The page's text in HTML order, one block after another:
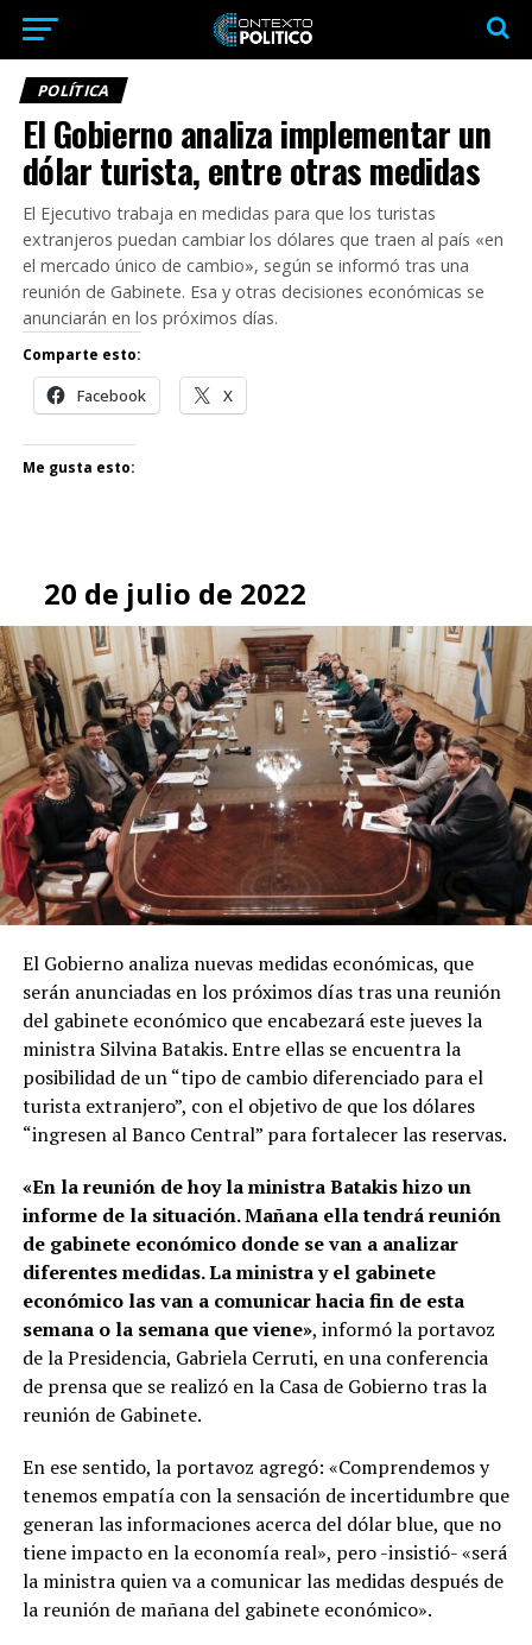
POLÍTICA
El Gobierno analiza implementar un
dólar turista, entre otras medidas
El Ejecutivo trabaja en medidas para que los turistas
extranjeros puedan cambiar los dólares que traen al país «en
el mercado único de cambio», según se informó tras una
reunión de Gabinete. Esa y otras decisiones económicas se
anunciarán en los próximos días.
Comparte esto:
Facebook X
Me gusta esto:
20 de julio de 2022
El Gobierno analiza nuevas medidas económicas, que
serán anunciadas en los próximos días tras una reunión
del gabinete económico que encabezará este jueves la
ministra Silvina Batakis. Entre ellas se encuentra la
posibilidad de un “tipo de cambio diferenciado para el
turista extranjero”, con el objetivo de que los dólares
“ingresen al Banco Central” para fortalecer las reservas.
«En la reunión de hoy la ministra Batakis hizo un
informe de la situación. Mañana ella tendrá reunión
de gabinete económico donde se van a analizar
diferentes medidas. La ministra y el gabinete
económico las van a comunicar hacia fin de esta
semana o la semana que viene», informó la portavoz
de la Presidencia, Gabriela Cerruti, en una conferencia
de prensa que se realizó en la Casa de Gobierno tras la
reunión de Gabinete.
En ese sentido, la portavoz agregó: «Comprendemos y
tenemos empatía con la sensación de incertidumbre que
generan las informaciones acerca del dólar blue, que no
tiene impacto en la economía real», pero -insistió- «será
la ministra quien va a comunicar las medidas después de
la reunión de mañana del gabinete económico».